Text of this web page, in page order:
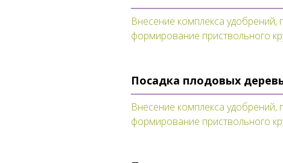
Внесение комплекса удобрений,
формирование приствольного
Посадка плодовых
Внесение комплекса удобрений,
формирование приствольного